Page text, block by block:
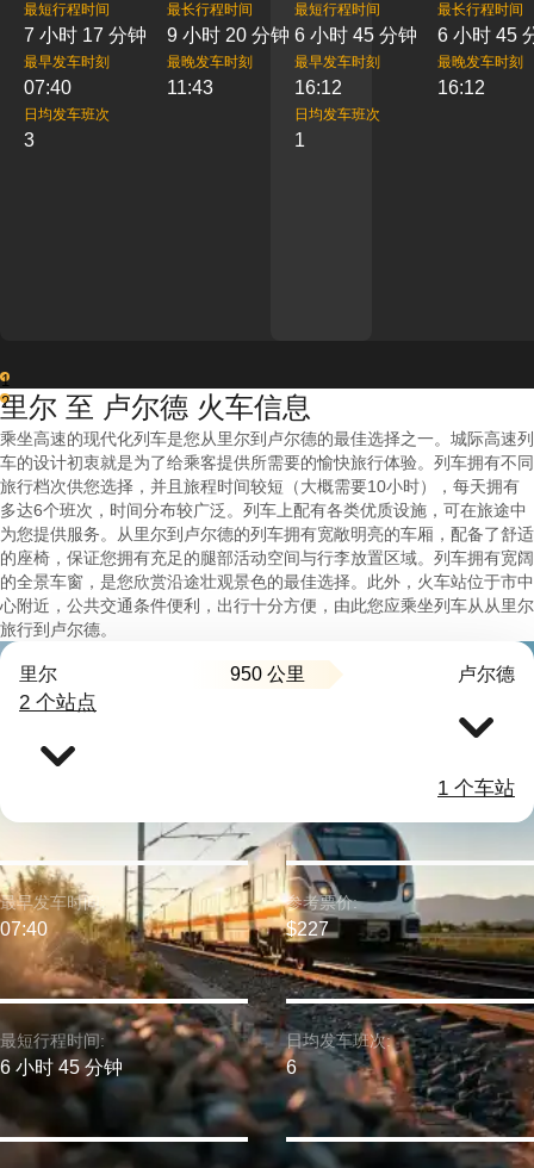
最短行程时间
7 小时 17 分钟
最长行程时间
9 小时 20 分钟
最早发车时刻
07:40
最晚发车时刻
11:43
日均发车班次
3
最短行程时间
6 小时 45 分钟
最长行程时间
6 小时 45
最早发车时刻
16:12
最晚发车时刻
16:12
日均发车班次
1
1
2
里尔 至 卢尔德 火车信息
乘坐高速的现代化列车是您从里尔到卢尔德的最佳选择之一。城际高速列
车的设计初衷就是为了给乘客提供所需要的愉快旅行体验。列车拥有不同
旅行档次供您选择，并且旅程时间较短（大概需要10小时），每天拥有
多达6个班次，时间分布较广泛。列车上配有各类优质设施，可在旅途中
为您提供服务。从里尔到卢尔德的列车拥有宽敞明亮的车厢，配备了舒适
的座椅，保证您拥有充足的腿部活动空间与行李放置区域。列车拥有宽阔
的全景车窗，是您欣赏沿途壮观景色的最佳选择。此外，火车站位于市中
心附近，公共交通条件便利，出行十分方便，由此您应乘坐列车从从里尔
旅行到卢尔德。
里尔 950 公里 卢尔德
2 个站点
1 个车站
最短行程时间:
6 小时 45 分钟
最早发车时间:
07:40
参考票价:
$227
日均发车班次:
6